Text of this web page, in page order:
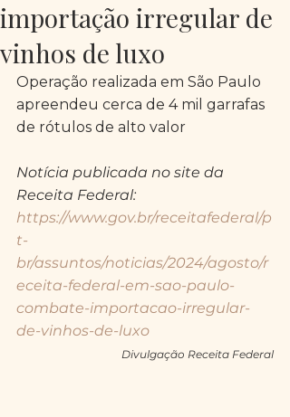
importação irregular de
vinhos de luxo
Operação realizada em São Paulo
apreendeu cerca de 4 mil garrafas
de rótulos de alto valor
Notícia publicada no site da
Receita Federal:
https://www.gov.br/receitafederal/p
t-
br/assuntos/noticias/2024/agosto/r
eceita-federal-em-sao-paulo-
combate-importacao-irregular-
de-vinhos-de-luxo
Divulgação Receita Federal